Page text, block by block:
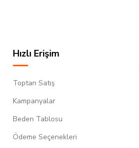
Hızlı Erişim
Toptan Satış
Kampanyalar
Beden Tablosu
Ödeme Seçenekleri